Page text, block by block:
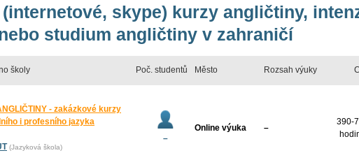
skype) kurzy angličtiny,
studium angličtiny v zahraničí
školy Poč. studentů Město Rozsah výuky
- zakázkové kurzy
i profesního jazyka
(Jazyková škola)
–
Online výuka –
390-